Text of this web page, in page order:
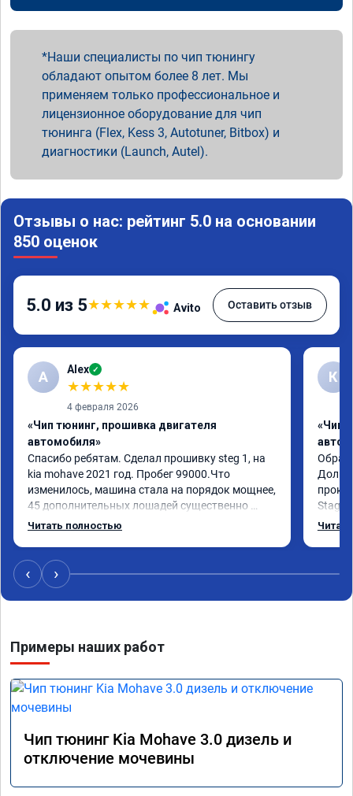
Наши специалисты по чип тюнингу
обладают опытом более 8 лет. Мы
применяем только профессиональное и
лицензионное оборудование для чип
тюнинга (Flex, Kess 3, Autotuner, Bitbox) и
диагностики (Launch, Autel).
Отзывы о нас: рейтинг 5.0 на основании
850 оценок
5.0 из 5★★★★★ Avito Оставить отзыв
A Alex ✓
★★★★★
4 февраля 2026
«Чип тюнинг, прошивка двигателя
автомобиля»
Спасибо ребятам. Сделал прошивку steg 1, на
kia mohave 2021 год. Пробег 99000.Что
изменилось, машина стала на порядок мощнее,
45 дополнительных лошадей существенно
чувствуется и соответственно крутящего
12-12.5. Коробка перестала подпинывать при
наборе скорости. Педаль газа более
отзывчевее. В целом, я очень доволен.!
Читать полностью
К
«Чип
Долго
Stage
с
‹ ›
Примеры наших работ
Чип тюнинг Kia Mohave 3.0 дизель и
отключение мочевины